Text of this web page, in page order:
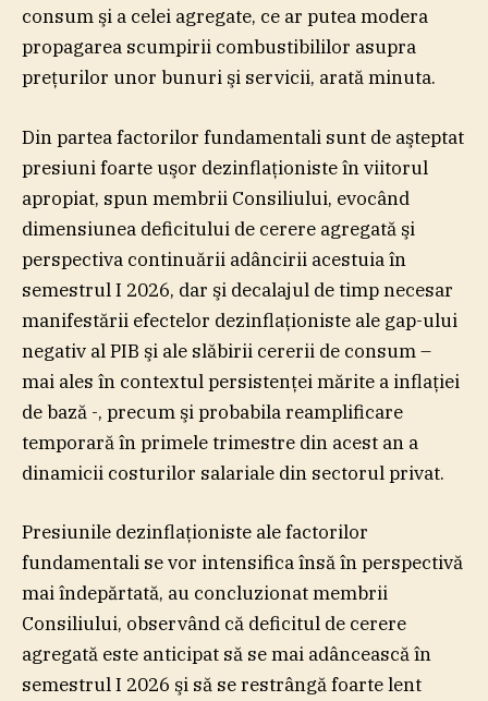
consum şi a celei agregate, ce ar putea modera
propagarea scumpirii combustibililor asupra
preţurilor unor bunuri şi servicii, arată minuta.
Din partea factorilor fundamentali sunt de aşteptat
presiuni foarte uşor dezinflaţioniste în viitorul
apropiat, spun membrii Consiliului, evocând
dimensiunea deficitului de cerere agregată şi
perspectiva continuării adâncirii acestuia în
semestrul I 2026, dar şi decalajul de timp necesar
manifestării efectelor dezinflaţioniste ale gap-ului
negativ al PIB şi ale slăbirii cererii de consum –
mai ales în contextul persistenţei mărite a inflaţiei
de bază -, precum şi probabila reamplificare
temporară în primele trimestre din acest an a
dinamicii costurilor salariale din sectorul privat.
Presiunile dezinflaţioniste ale factorilor
fundamentali se vor intensifica însă în perspectivă
mai îndepărtată, au concluzionat membrii
Consiliului, observând că deficitul de cerere
agregată este anticipat să se mai adâncească în
semestrul I 2026 şi să se restrângă foarte lent